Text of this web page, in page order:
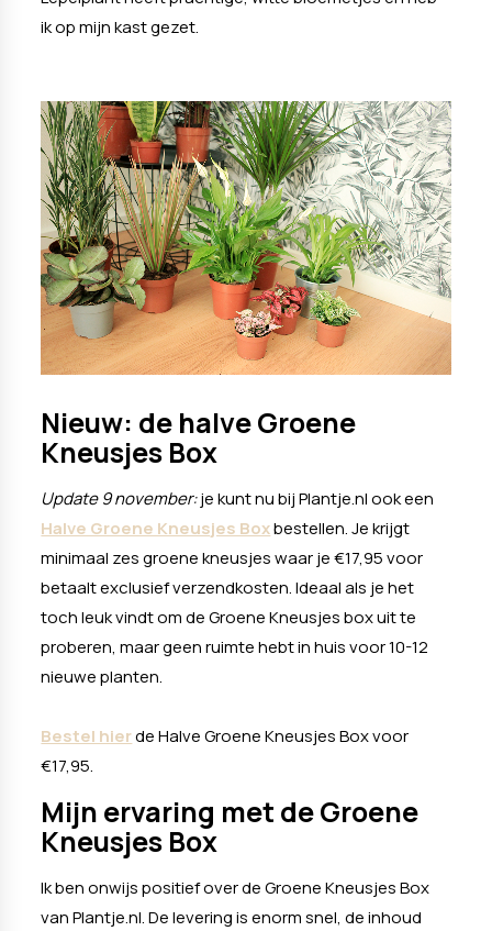
ik op mijn kast gezet.
Nieuw: de halve Groene
Kneusjes Box
Update 9 november:je kunt nu bij Plantje.nl ook een
Halve Groene Kneusjes Boxbestellen. Je krijgt
minimaal zes groene kneusjes waar je €17,95 voor
betaalt exclusief verzendkosten. Ideaal als je het
toch leuk vindt om de Groene Kneusjes box uit te
proberen, maar geen ruimte hebt in huis voor 10-12
nieuwe planten.
Bestel hierde Halve Groene Kneusjes Box voor
€17,95.
Mijn ervaring met de Groene
Kneusjes Box
Ik ben onwijs positief over de Groene Kneusjes Box
van Plantje.nl. De levering is enorm snel, de inhoud